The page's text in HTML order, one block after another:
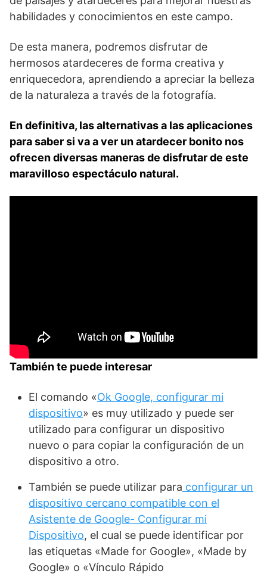
habilidades y conocimientos en este campo.
De esta manera, podremos disfrutar de
hermosos atardeceres de forma creativa y
enriquecedora, aprendiendo a apreciar la belleza
de la naturaleza a través de⁢ la‍ fotografía.
En definitiva,⁢ las alternativas a las aplicaciones
para saber si va a ver un ⁢atardecer bonito nos
ofrecen diversas maneras de disfrutar de este
maravilloso espectáculo natural.
También te puede interesar
El comando «Ok Google, configurar mi
dispositivo» es muy utilizado y puede ser
utilizado para configurar un dispositivo
nuevo o para copiar la configuración de un
dispositivo a otro.
También se puede utilizar para configurar un
dispositivo cercano compatible con el
Asistente de Google- Configurar mi
Dispositivo, el cual se puede identificar por
las etiquetas «Made for Google», «Made by
Google» o «Vínculo Rápido